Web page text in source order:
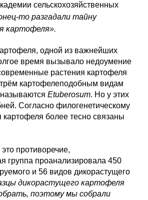
сельскохозяйственных
то разгадали тайну
картофеля».
одной из важнейших
время вызывало недоумение
растения картофеля
картофелеподобным видам
Etuberosum. Но у этих
Согласно филогенетическому
картофеля более тесно связаны
противоречие,
группа проанализировала 450
и 56 видов дикорастущего
дикорастущего картофеля
поэтому мы собрали